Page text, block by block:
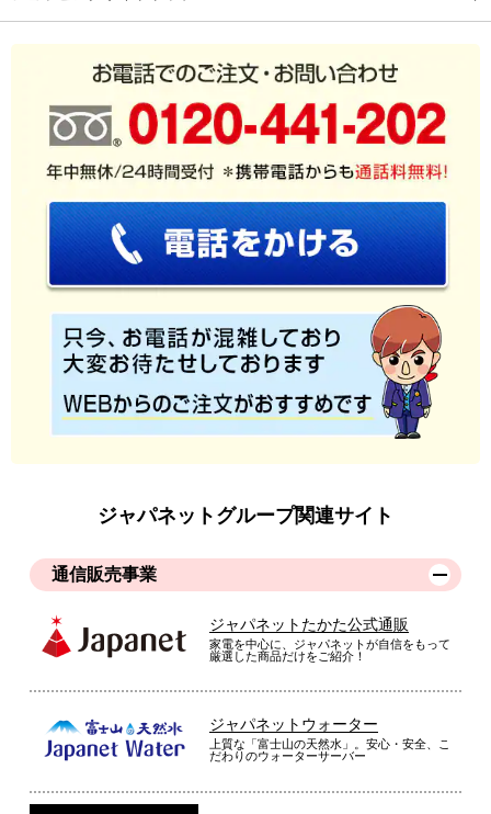
ジャパネットグループ関連サイト
通信販売事業
ジャパネットたかた公式通販
家電を中心に、ジャパネットが自信をもって
厳選した商品だけをご紹介！
ジャパネットウォーター
上質な「富士山の天然水」。安心・安全、こ
だわりのウォーターサーバー